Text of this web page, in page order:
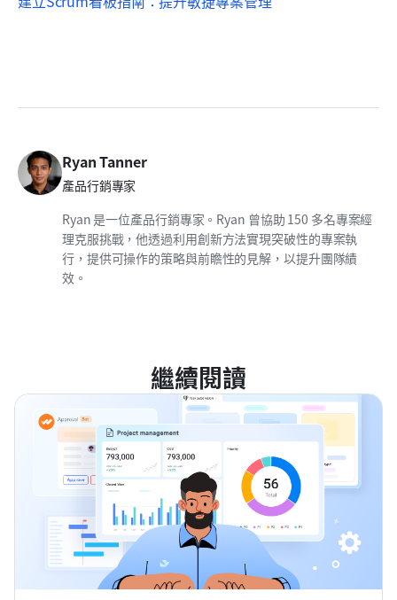
Ryan Tanner
產品行銷專家
Ryan 是一位產品行銷專家。Ryan 曾協助 150 多名專案經
理克服挑戰，他透過利用創新方法實現突破性的專案執
行，提供可操作的策略與前瞻性的見解，以提升團隊績
效。
繼續閱讀